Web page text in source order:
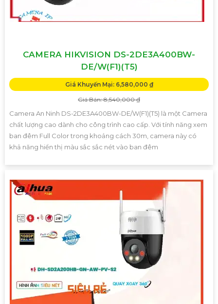
CAMERA HIKVISION DS-2DE3A400BW-
DE/W(F1)(T5)
Giá Khuyến Mại: 6,580,000 ₫
Giá Bán: 8,540,000 ₫
Camera An Ninh DS-2DE3A400BW-DE/W(F1)(T5) là một Camera
chất lượng cao dành cho công trình cao cấp. Với tính năng xem
ban đêm Full Color trong khoảng cách 30m, camera này có
khả năng hiển thị màu sắc sắc nét vào ban đêm